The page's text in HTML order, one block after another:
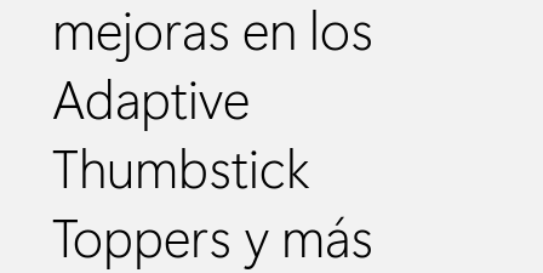
mejoras en los
Adaptive
Thumbstick
Toppers y más